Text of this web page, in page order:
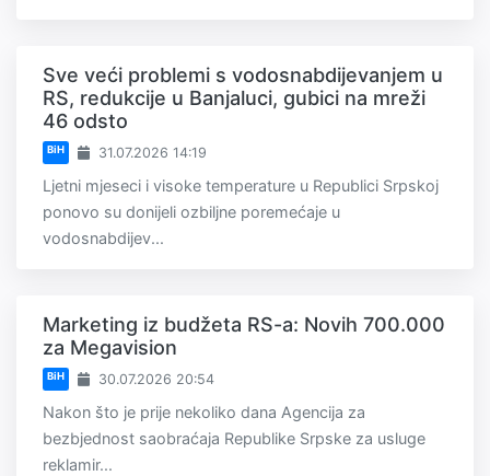
Sve veći problemi s vodosnabdijevanjem u
RS, redukcije u Banjaluci, gubici na mreži
46 odsto
BiH 31.07.2026 14:19
Ljetni mjeseci i visoke temperature u Republici Srpskoj
ponovo su donijeli ozbiljne poremećaje u
vodosnabdijev...
Marketing iz budžeta RS-a: Novih 700.000
za Megavision
BiH 30.07.2026 20:54
Nakon što je prije nekoliko dana Agencija za
bezbjednost saobraćaja Republike Srpske za usluge
reklamir...